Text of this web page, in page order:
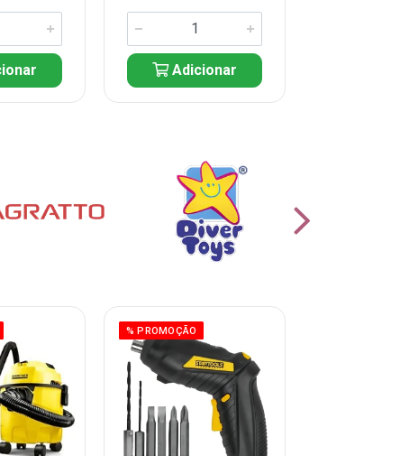
Adicionar
% PROMOÇÃO